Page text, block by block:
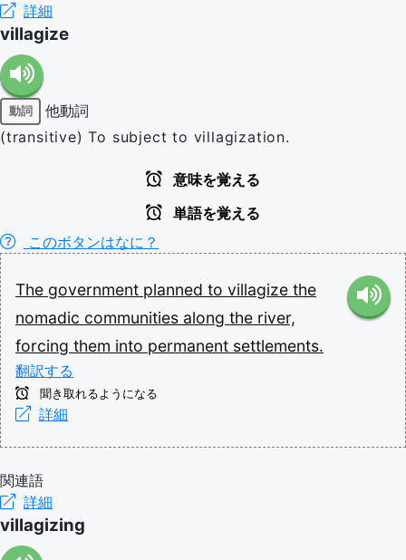
詳細
villagize
動詞
他動詞
(transitive) To subject to villagization.
意味を覚える
単語を覚える
このボタンはなに？
The government planned to villagize the
nomadic communities along the river,
forcing them into permanent settlements.
翻訳する
聞き取れるようになる
詳細
関連語
詳細
villagizing